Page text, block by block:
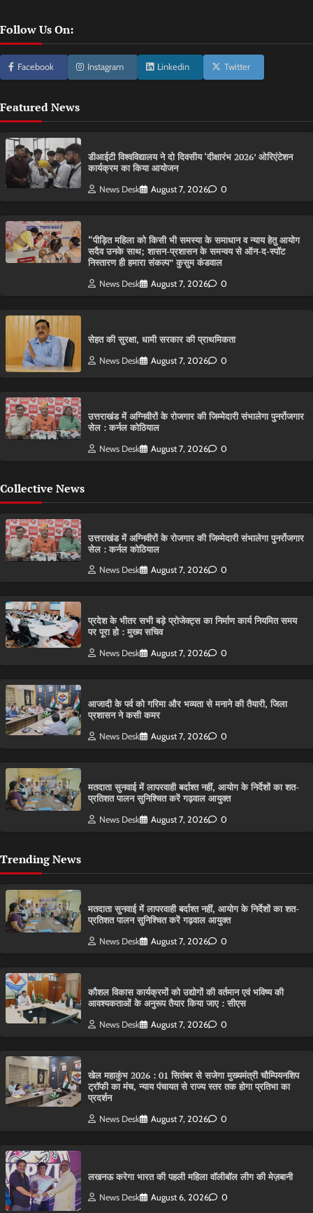
Follow Us On:
Facebook Instagram Linkedin Twitter
Featured News
डीआईटी विश्वविद्यालय ने दो दिवसीय ‘दीक्षारंभ 2026’ ओरिएंटेशन
कार्यक्रम का किया आयोजन
News Desk August 7, 2026 0
“पीड़ित महिला को किसी भी समस्या के समाधान व न्याय हेतु आयोग
सदैव उनके साथ; शासन-प्रशासन के समन्वय से ऑन-द-स्पॉट
निस्तारण ही हमारा संकल्प” कुसुम कंडवाल
News Desk August 7, 2026 0
सेहत की सुरक्षा, धामी सरकार की प्राथमिकता
News Desk August 7, 2026 0
उत्तराखंड में अग्निवीरों के रोजगार की जिम्मेदारी संभालेगा पुनर्रोजगार
सेल : कर्नल कोठियाल
News Desk August 7, 2026 0
Collective News
उत्तराखंड में अग्निवीरों के रोजगार की जिम्मेदारी संभालेगा पुनर्रोजगार
सेल : कर्नल कोठियाल
News Desk August 7, 2026 0
प्रदेश के भीतर सभी बड़े प्रोजेक्ट्स का निर्माण कार्य नियमित समय
पर पूरा हो : मुख्य सचिव
News Desk August 7, 2026 0
आजादी के पर्व को गरिमा और भव्यता से मनाने की तैयारी, जिला
प्रशासन ने कसी कमर
News Desk August 7, 2026 0
मतदाता सुनवाई में लापरवाही बर्दाश्त नहीं, आयोग के निर्देशों का शत-
प्रतिशत पालन सुनिश्चित करें गढ़वाल आयुक्त
News Desk August 7, 2026 0
Trending News
मतदाता सुनवाई में लापरवाही बर्दाश्त नहीं, आयोग के निर्देशों का शत-
प्रतिशत पालन सुनिश्चित करें गढ़वाल आयुक्त
News Desk August 7, 2026 0
कौशल विकास कार्यक्रमों को उद्योगों की वर्तमान एवं भविष्य की
आवश्यकताओं के अनुरूप तैयार किया जाए : सीएस
News Desk August 7, 2026 0
खेल महाकुंभ 2026 : 01 सितंबर से सजेगा मुख्यमंत्री चौम्पियनशिप
ट्रॉफी का मंच, न्याय पंचायत से राज्य स्तर तक होगा प्रतिभा का
प्रदर्शन
News Desk August 7, 2026 0
लखनऊ करेगा भारत की पहली महिला वॉलीबॉल लीग की मेज़बानी
News Desk August 6, 2026 0